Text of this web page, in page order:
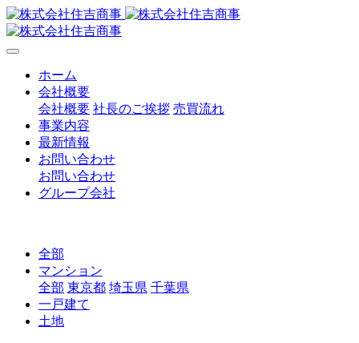
ホーム
会社概要
会社概要 社長のご挨拶 売買流れ
事業内容
最新情報
お問い合わせ
お問い合わせ
グループ会社
全部
マンション
全部 東京都 埼玉県 千葉県
一戸建て
土地